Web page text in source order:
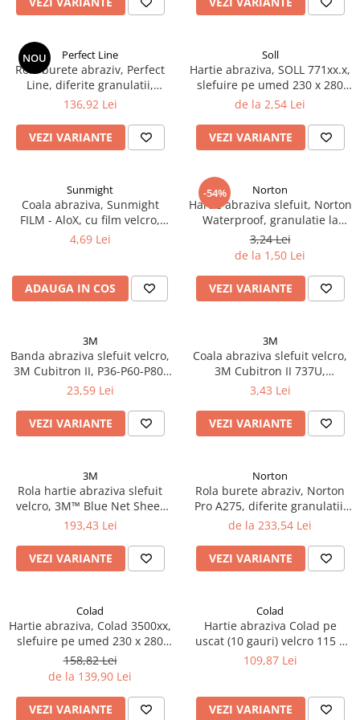
Accesori cana
Curatat
Degresant suprafete
2.5 MASCARE
Hartie mascare
Banda mascare
2.6 SLEFUIRE
Disc abraziv velcro
Hartie abraziva
Bloc manual slefuire
Filler
Filler UV
Intaritor Primer
Spray Primer
2.8 PREGATIREA VOPSELEI
Verificat vopseaua
Cartele verificat nuanta
Filtre vopsea
Diluant vopsea si lac
Agent dilutie vopsea apa
Diluant pentru pierdere
Diverse
Accelerator
2.9 VOPSELE AUTO
Vopsea auto preparata
Indreptat fara vopsire
Prese tinichigerie
Masurat
Montat si demontat
Scule tinichigerie
Tras tabla
3.7 SUDURA
Aparat sudura MMA - TIG
Sarma sudura si electrozi
Protectie suduri
NOU Perfect Line
Rola burete abraziv, Perfect
Line, diferite granulatii,
dimensiune 115 mm x 25 m
136,92 Lei
VEZI VARIANTE
Soll
Hartie abraziva, SOLL 771xx.x,
slefuire pe umed 230 x 280
mm
de la 2,54 Lei
VEZI VARIANTE
Sunmight
Coala abraziva, Sunmight
FILM - AloX, cu film velcro,
verde, 14 gauri, dimensiune
4,69 Lei
ADAUGA IN COS
-54% Norton
Hartie abraziva slefuit, Norton
Waterproof, granulatie la
alegere, dimensiune 230 x
280 mm
3,24 Lei
de la 1,50 Lei
VEZI VARIANTE
3M
Banda abraziva slefuit velcro,
3M Cubitron II, P36-P60-P80,
diamensiune 12.7 x 457.2 mm
23,59 Lei
VEZI VARIANTE
3M
Coala abraziva slefuit velcro,
3M Cubitron II 737U,
Multihole, duritate P80 - P120,
3,43 Lei
VEZI VARIANTE
3M
Rola hartie abraziva slefuit
velcro, 3M™ Blue Net Sheet
Roll, duritate P80 - P320,
metri
193,43 Lei
VEZI VARIANTE
Norton
Rola burete abraziv, Norton
Pro A275, diferite granulatii,
dimensiune 115 mm x 25 m
de la 233,54 Lei
VEZI VARIANTE
Colad
Hartie abraziva, Colad 3500xx,
slefuire pe umed 230 x 280
mm, set 50 coli
158,82 Lei
de la 139,90 Lei
VEZI VARIANTE
Colad
Hartie abraziva Colad pe
uscat (10 gauri) velcro 115 x
230 mm
109,87 Lei
VEZI VARIANTE